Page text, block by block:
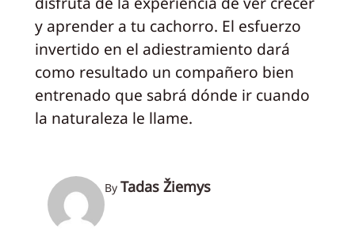
y aprender a tu cachorro. El esfuerzo
invertido en el adiestramiento dará
como resultado un compañero bien
entrenado que sabrá dónde ir cuando
la naturaleza le llame.
By Tadas Žiemys